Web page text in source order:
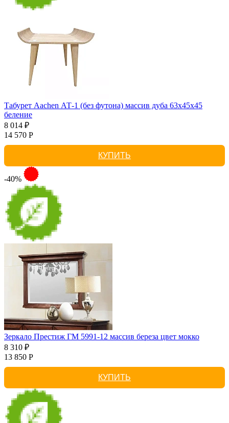
Табурет Aachen АТ-1 (без футона) массив дуба 63х45х45
беление
8 014 ₽
14 570 Р
КУПИТЬ
-40%
Зеркало Престиж ГМ 5991-12 массив береза цвет мокко
8 310 ₽
13 850 Р
КУПИТЬ